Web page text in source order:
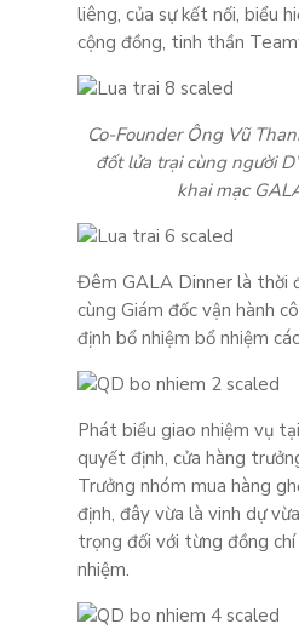
liêng, của sự kết nối, biểu
cộng đồng, tinh thần
Co-Founder Ông Vũ
đốt lửa trại cùng người
khai mạc
Đêm GALA Dinner là thời
cùng Giám đốc vận hành
định bổ nhiệm bổ nhiệm
Phát biểu giao nhiệm vụ
quyết định, cửa hàng
Trưởng nhóm mua hàng
định, đây vừa là vinh dự
trọng đối với từng đồng
nhiệm.